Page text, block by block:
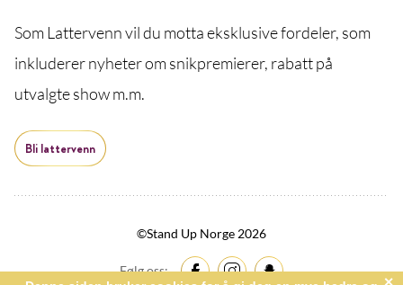
Som Lattervenn vil du motta eksklusive fordeler, som
inkluderer nyheter om snikpremierer, rabatt på
utvalgte show m.m.
Bli lattervenn
©Stand Up Norge 2026
Følg oss: